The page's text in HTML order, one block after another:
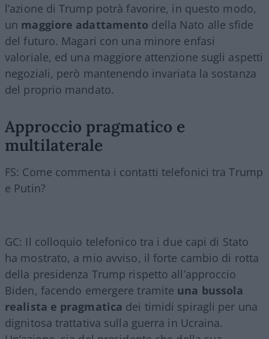
l’azione di Trump potrà favorire, in questo modo,
un maggiore adattamento della Nato alle sfide
del futuro. Magari con una minore enfasi
valoriale, ed una maggiore attenzione sugli aspetti
negoziali, però mantenendo invariata la sostanza
del proprio mandato.
Approccio pragmatico e
multilaterale
FS: Come commenta i contatti telefonici tra Trump
e Putin?
GC: Il colloquio telefonico tra i due capi di Stato
ha mostrato, a mio avviso, il forte cambio di rotta
della presidenza Trump rispetto all’approccio
Biden, facendo emergere tramite una bussola
realista e pragmatica dei timidi spiragli per una
dignitosa trattativa sulla guerra in Ucraina.